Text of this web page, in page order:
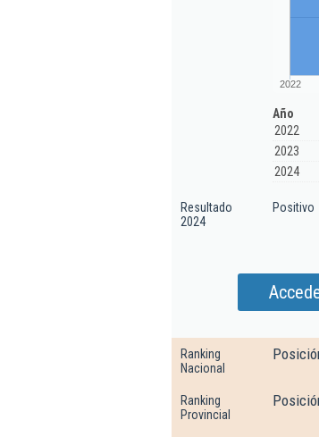
2022
Año
2022
2023
2024
Resultado
2024
Positivo
Ranking
Nacional
Ranking
Provincial